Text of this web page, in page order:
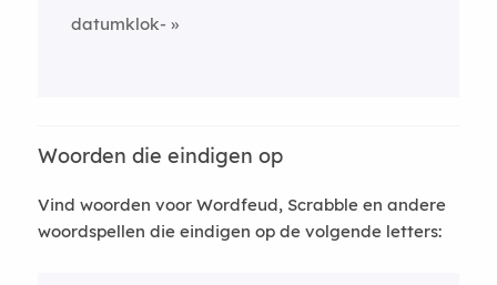
datumklok-
Woorden die eindigen op
Vind woorden voor Wordfeud, Scrabble en andere
woordspellen die eindigen op de volgende letters: